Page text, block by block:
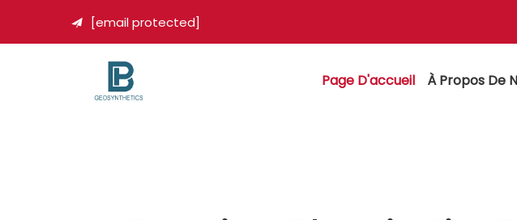
 [email protected]
Page D'accueil À Propos De